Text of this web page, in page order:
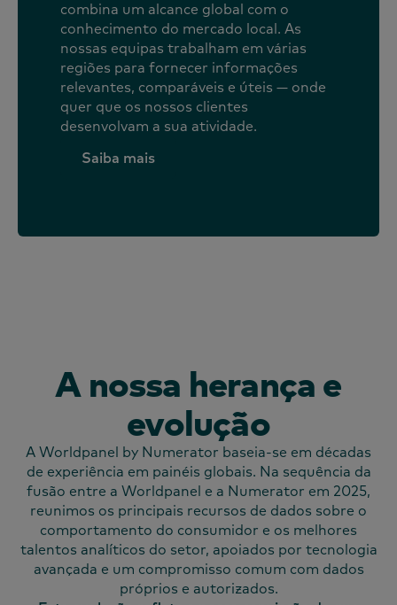
combina um alcance global com o
conhecimento do mercado local. As
nossas equipas trabalham em várias
regiões para fornecer informações
relevantes, comparáveis e úteis — onde
quer que os nossos clientes
desenvolvam a sua atividade.
Saiba mais
A nossa herança e
evolução
A Worldpanel by Numerator baseia-se em décadas
de experiência em painéis globais. Na sequência da
fusão entre a Worldpanel e a Numerator em 2025,
reunimos os principais recursos de dados sobre o
comportamento do consumidor e os melhores
talentos analíticos do setor, apoiados por tecnologia
avançada e um compromisso comum com dados
próprios e autorizados.